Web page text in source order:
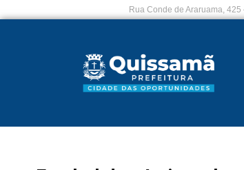
Rua Conde de Araruama,